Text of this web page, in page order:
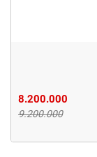
8.200.000
9.200.000